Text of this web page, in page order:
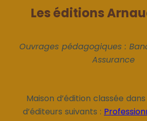
Les éditions
Ouvrages pédagogiques :
Assurance
Maison d’édition classée
d’éditeurs suivants :